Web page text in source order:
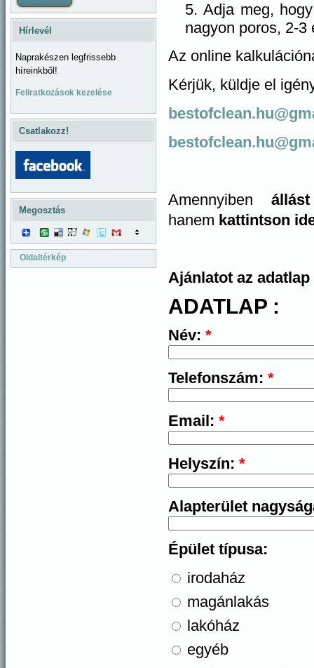
Hírlevél
Naprakészen legfrissebb
híreinkből!
Feliratkozások kezelése
Csatlakozz!
Megosztás
Oldaltérkép
Adja meg,
nagyon poros, 2-3
Az online
Kérjük, küldje el
Amennyiben
hanem kattintson
Ajánlatot az
ADATLAP :
Név: *
Telefonszám: *
Email: *
Helyszín: *
Alapterület
Épület típusa:
irodaház
magánlakás
lakóház
egyéb